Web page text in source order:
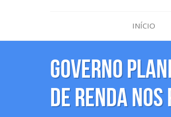
INÍCIO
Governo
de Renda